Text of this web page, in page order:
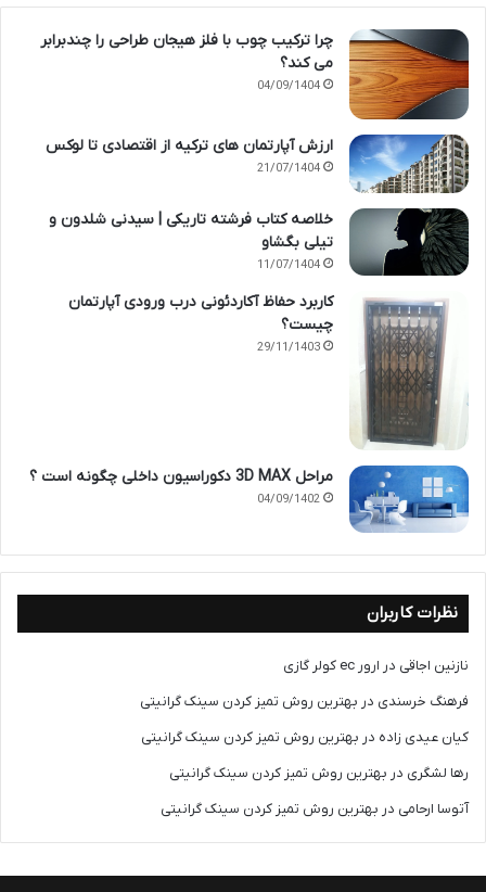
چرا ترکیب چوب با فلز هیجان طراحی را چندبرابر
می کند؟
04/09/1404
ارزش آپارتمان های ترکیه از اقتصادی تا لوکس
21/07/1404
خلاصه کتاب فرشته تاریکی | سیدنی شلدون و
تیلی بگشاو
11/07/1404
کاربرد حفاظ آکاردئونی درب ورودی آپارتمان
چیست؟
29/11/1403
مراحل 3D MAX دکوراسیون داخلی چگونه است ؟
04/09/1402
نظرات کاربران
نازنین اجاقی در ارور ec کولر گازی
فرهنگ خرسندی در بهترین روش تمیز کردن سینک گرانیتی
کیان عیدی زاده در بهترین روش تمیز کردن سینک گرانیتی
رها لشگری در بهترین روش تمیز کردن سینک گرانیتی
آتوسا ارحامی در بهترین روش تمیز کردن سینک گرانیتی